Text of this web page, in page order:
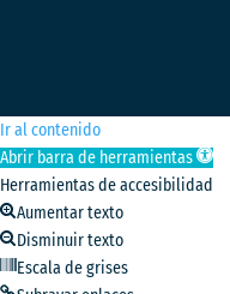
Ir al contenido
Abrir barra de herramientas
Herramientas de accesibilidad
Aumentar texto
Disminuir texto
Escala de grises